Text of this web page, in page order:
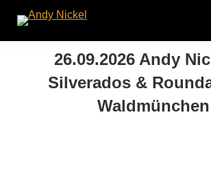
26.09.2026 Andy
Silverados &
Waldmünchen